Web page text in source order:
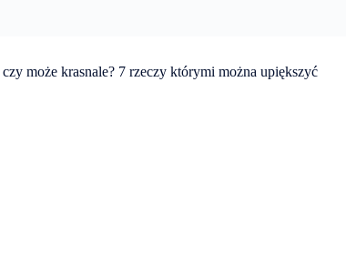
czy może krasnale? 7 rzeczy którymi można upiększyć